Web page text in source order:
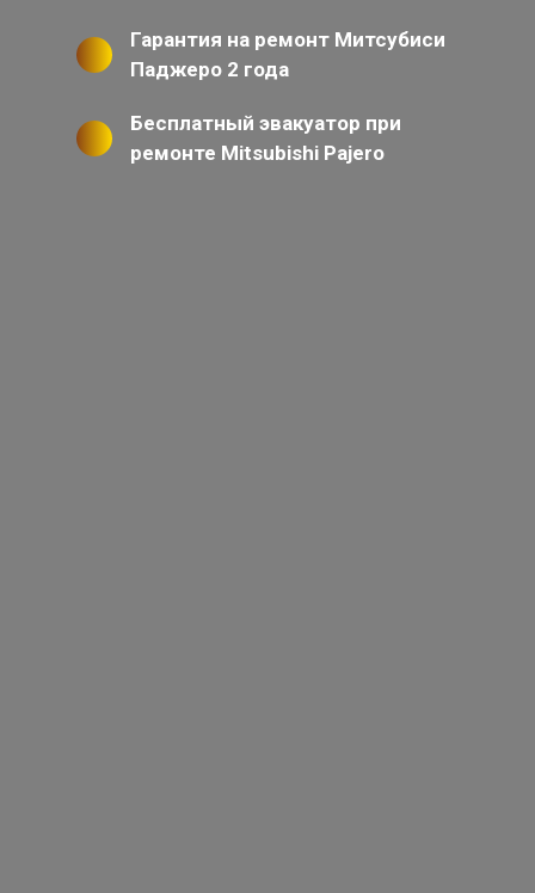
Гарантия на ремонт Митсубиси
Паджеро 2 года
Бесплатный эвакуатор при
ремонте Mitsubishi Pajero